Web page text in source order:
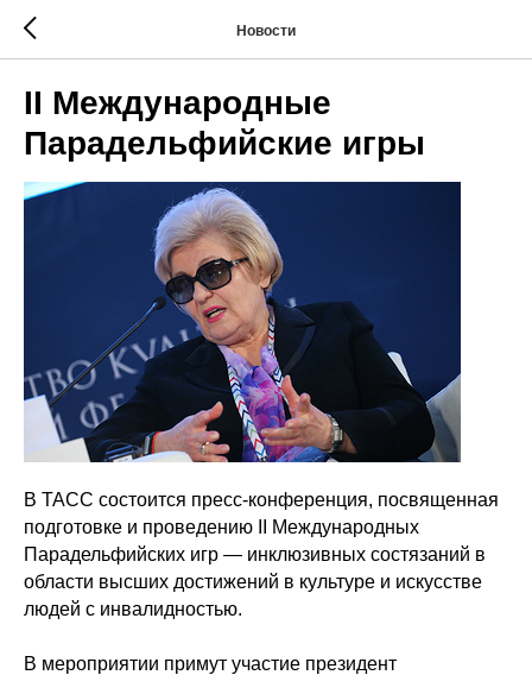
Новости
II Международные
Парадельфийские игры
В ТАСС состоится пресс-конференция, посвященная
подготовке и проведению II Международных
Парадельфийских игр — инклюзивных состязаний в
области высших достижений в культуре и искусстве
людей с инвалидностью.
В мероприятии примут участие президент